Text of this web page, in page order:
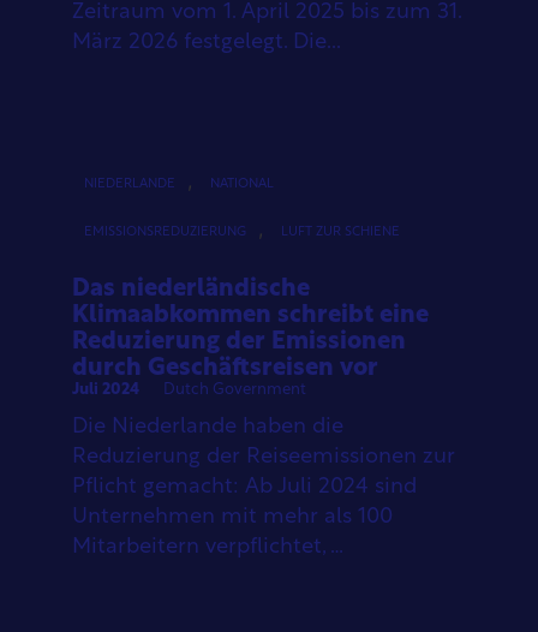
Zeitraum vom 1. April 2025 bis zum 31.
März 2026 festgelegt. Die...
NIEDERLANDE , NATIONAL
EMISSIONSREDUZIERUNG , LUFT ZUR SCHIENE
Das niederländische
Klimaabkommen schreibt eine
Reduzierung der Emissionen
durch Geschäftsreisen vor
Juli 2024 Dutch Government
Die Niederlande haben die
Reduzierung der Reiseemissionen zur
Pflicht gemacht: Ab Juli 2024 sind
Unternehmen mit mehr als 100
Mitarbeitern verpflichtet, …